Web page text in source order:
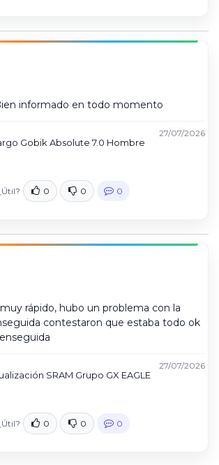
informado en todo momento
Gobik Absolute 7.0 Hombre
27/07/2026
0 0 0
rápido, hubo un problema con la
contestaron que estaba todo ok
SRAM Grupo GX EAGLE
27/07/2026
0 0 0